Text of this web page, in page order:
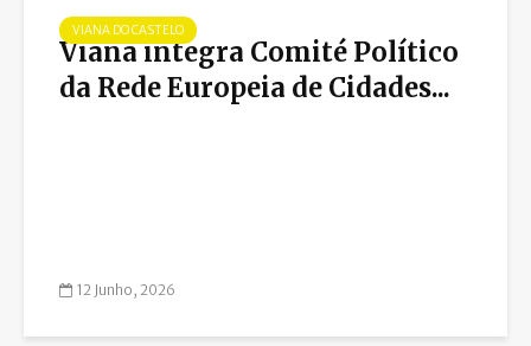
VIANA DO CASTELO
Viana integra Comité Político
da Rede Europeia de Cidades...
12 Junho, 2026